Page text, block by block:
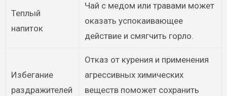
Теплый
напиток
Чай с медом или травами может
оказать успокаивающее
действие и смягчить горло.
Избегание
раздражителей
Отказ от курения и применения
агрессивных химических
веществ поможет сохранить